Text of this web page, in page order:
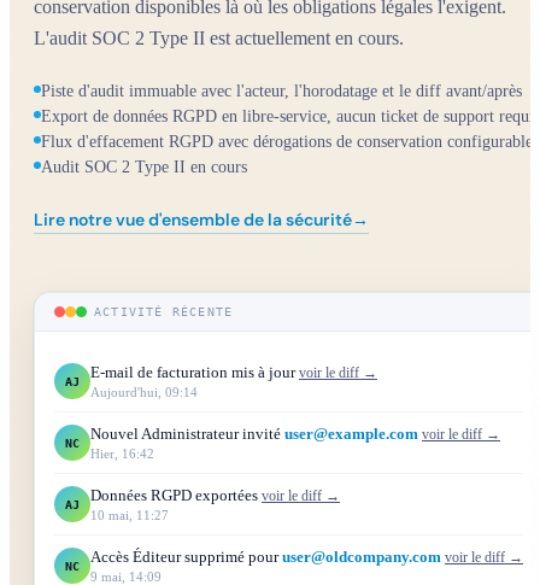
conservation disponibles là où les obligations légales l'exigent.
L'audit SOC 2 Type II est actuellement en cours.
Piste d'audit immuable avec l'acteur, l'horodatage et le diff avant/après
Export de données RGPD en libre-service, aucun ticket de support requis
Flux d'effacement RGPD avec dérogations de conservation configurables
Audit SOC 2 Type II en cours
Lire notre vue d'ensemble de la sécurité→
ACTIVITÉ RÉCENTE
AJ E-mail de facturation mis à jourvoir le diff →
Aujourd'hui, 09:14
NC Nouvel Administrateur invité user@example.com voir le diff →
Hier, 16:42
AJ Données RGPD exportées voir le diff →
10 mai, 11:27
NC Accès Éditeur supprimé pouruser@oldcompany.com voir le diff →
9 mai, 14:09